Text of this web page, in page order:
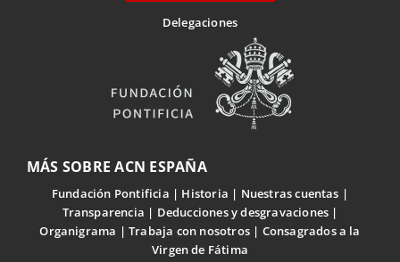
Delegaciones
MÁS SOBRE ACN ESPAÑA
Fundación Pontificia Historia
Nuestras cuentas
Transparencia
Deducciones y desgravaciones
Organigrama
Trabaja con nosotros
Consagrados a la
Virgen de Fátima